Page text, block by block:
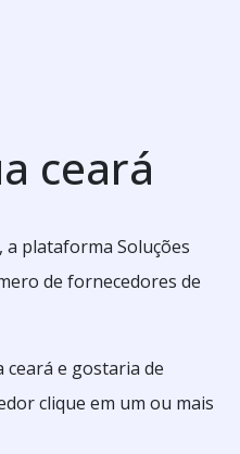
ceará
a plataforma Soluções
de fornecedores de
ceará e gostaria de
clique em um ou mais